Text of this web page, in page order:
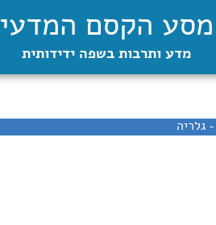
מסע הקסם המדעי
מדע ותרבות בשפה ידידותית